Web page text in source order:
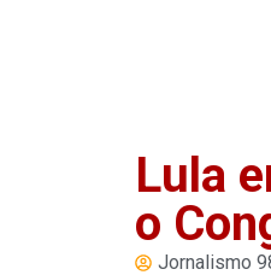
Lula
o
Jornalismo